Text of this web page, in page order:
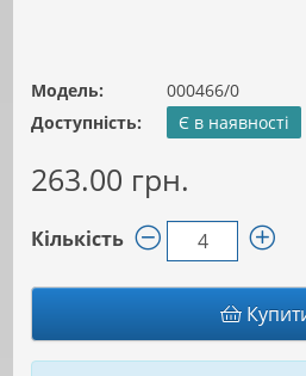
Модель:
000466/0
Доступність:
Є в наявності
263.00 грн.
Кількість